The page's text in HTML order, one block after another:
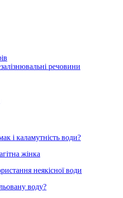
речовини
і каламутність води?
жінка
неякісної води
воду?